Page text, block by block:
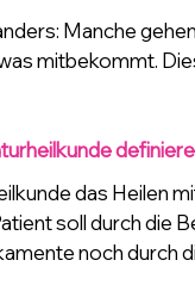
Manche
mitbekommt.
das Heilen
soll durch die
noch durch